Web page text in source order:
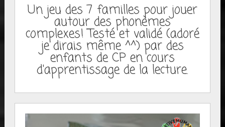
Un jeu des 7 familles pour jouer
autour des phonèmes
complexes! Testé et validé (adoré
je dirais même ^^) par des
enfants de CP en cours
d'apprentissage de la lecture.